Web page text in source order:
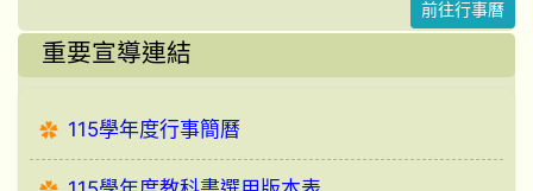
前往行事曆
重要宣導連結
115學年度行事簡曆